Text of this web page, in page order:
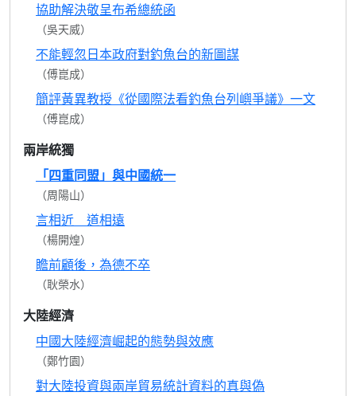
協助解決敬呈布希總統函
（吳天威）
不能輕忽日本政府對釣魚台的新圖謀
（傅崑成）
簡評黃異教授《從國際法看釣魚台列嶼爭議》一文
（傅崑成）
兩岸統獨
「四重同盟」與中國統一
（周陽山）
言相近 道相遠
（楊開煌）
瞻前顧後，為德不卒
（耿榮水）
大陸經濟
中國大陸經濟崛起的態勢與效應
（鄭竹園）
對大陸投資與兩岸貿易統計資料的真與偽